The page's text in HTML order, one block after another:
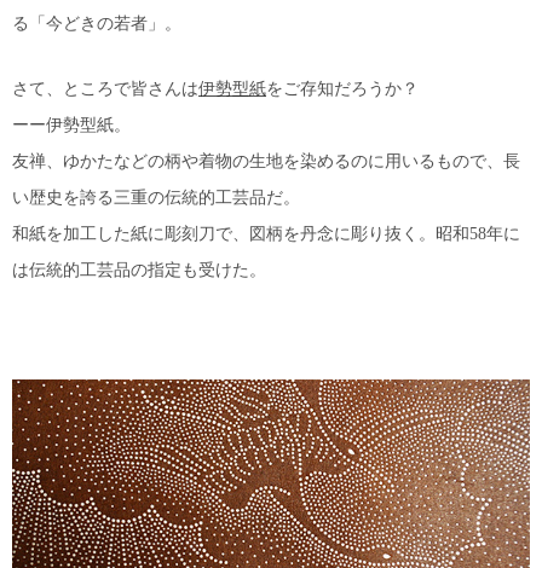
る「今どきの若者」。
さて、ところで皆さんは伊勢型紙をご存知だろうか？
ーー伊勢型紙。
友禅、ゆかたなどの柄や着物の生地を染めるのに用いるもので、長
い歴史を誇る三重の伝統的工芸品だ。
和紙を加工した紙に彫刻刀で、図柄を丹念に彫り抜く。昭和58年に
は伝統的工芸品の指定も受けた。